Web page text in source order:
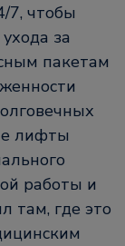
7, чтобы
за
пакетам
лифты
работы и
там, где это